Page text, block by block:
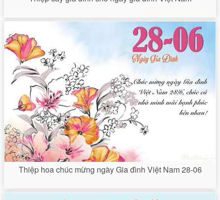
Thiệp hoa chúc mừng ngày Gia đình Việt Nam 28-06